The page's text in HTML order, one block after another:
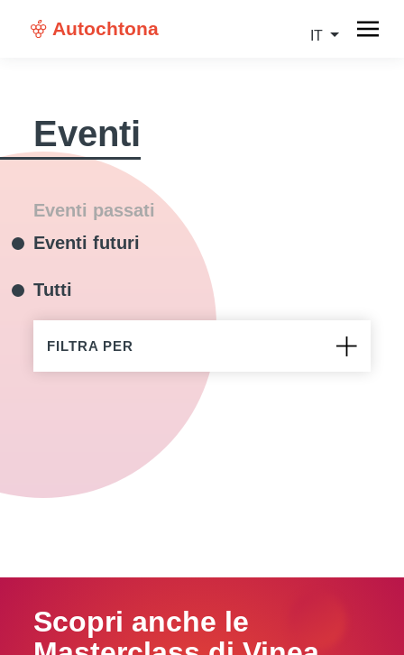
Autochtona IT
Eventi
Eventi passati
Eventi futuri
Tutti
FILTRA PER
Scopri anche le